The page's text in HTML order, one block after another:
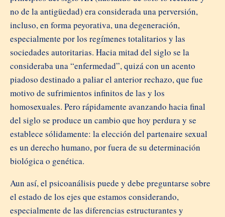
no de la antigüedad) era considerada una perversión,
incluso, en forma peyorativa, una degeneración,
especialmente por los regímenes totalitarios y las
sociedades autoritarias. Hacia mitad del siglo se la
consideraba una “enfermedad”, quizá con un acento
piadoso destinado a paliar el anterior rechazo, que fue
motivo de sufrimientos infinitos de las y los
homosexuales. Pero rápidamente avanzando hacia final
del siglo se produce un cambio que hoy perdura y se
establece sólidamente: la elección del partenaire sexual
es un derecho humano, por fuera de su determinación
biológica o genética.
Aun así, el psicoanálisis puede y debe preguntarse sobre
el estado de los ejes que estamos considerando,
especialmente de las diferencias estructurantes y